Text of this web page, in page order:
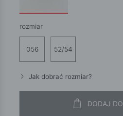
rozmiar
056 52/54
Jak dobrać rozmiar?
DODAJ